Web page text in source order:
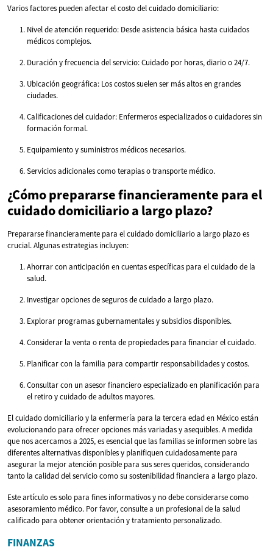
Varios factores pueden afectar el costo del cuidado domiciliario:
Nivel de atención requerido: Desde asistencia básica hasta cuidados
médicos complejos.
Duración y frecuencia del servicio: Cuidado por horas, diario o 24/7.
Ubicación geográfica: Los costos suelen ser más altos en grandes
ciudades.
Calificaciones del cuidador: Enfermeros especializados o cuidadores sin
formación formal.
Equipamiento y suministros médicos necesarios.
Servicios adicionales como terapias o transporte médico.
¿Cómo prepararse financieramente para el
cuidado domiciliario a largo plazo?
Prepararse financieramente para el cuidado domiciliario a largo plazo es
crucial. Algunas estrategias incluyen:
Ahorrar con anticipación en cuentas específicas para el cuidado de la
salud.
Investigar opciones de seguros de cuidado a largo plazo.
Explorar programas gubernamentales y subsidios disponibles.
Considerar la venta o renta de propiedades para financiar el cuidado.
Planificar con la familia para compartir responsabilidades y costos.
Consultar con un asesor financiero especializado en planificación para
el retiro y cuidado de adultos mayores.
El cuidado domiciliario y la enfermería para la tercera edad en México están
evolucionando para ofrecer opciones más variadas y asequibles. A medida
que nos acercamos a 2025, es esencial que las familias se informen sobre las
diferentes alternativas disponibles y planifiquen cuidadosamente para
asegurar la mejor atención posible para sus seres queridos, considerando
tanto la calidad del servicio como su sostenibilidad financiera a largo plazo.
Este artículo es solo para fines informativos y no debe considerarse como
asesoramiento médico. Por favor, consulte a un profesional de la salud
calificado para obtener orientación y tratamiento personalizado.
FINANZAS